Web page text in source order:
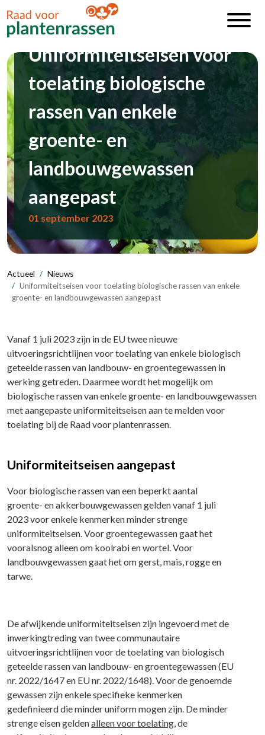
Uniformiteitseisen voor
toelating biologische
rassen van enkele
groente- en
landbouwgewassen
aangepast
01 september 2023
Actueel
Nieuws
Uniformiteitseisen voor toelating biologische rassen van enkele
groente- en landbouwgewassen aangepast
Vanaf 1 juli 2023 zijn in de EU twee nieuwe
uitvoeringsrichtlijnen voor toelating van enkele biologisch
geteelde rassen van landbouw- en groentegewassen in
werking getreden. Daarmee wordt het mogelijk om
biologische rassen van enkele groente- en landbouwgewassen
met aangepaste uniformiteitseisen aan te melden voor
toelating bij de Raad voor plantenrassen.
Uniformiteitseisen aangepast
Voor biologische rassen van een beperkt aantal
groente- en akkerbouwgewassen gelden vanaf 1 juli
2023 voor enkele kenmerken minder strenge
uniformiteitseisen. Voor groentegewassen gaat het
vooralsnog alleen om koolrabi en wortel. Voor
landbouwgewassen gaat het om gerst, mais, rogge en
tarwe.
De afwijkende uniformiteitseisen zijn ingevoerd met de
inwerkingtreding van twee communautaire
uitvoeringsrichtlijnen voor de toelating van biologisch
geteelde rassen van landbouw- en groentegewassen (EU
nr. 2022/1647 en EU nr. 2022/1648). Voor de genoemde
gewassen zijn enkele specifieke kenmerken
gedefinieerd die minder uniform mogen zijn. De minder
strenge eisen geldenalleen voor toelating, de